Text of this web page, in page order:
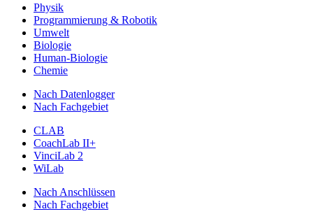
Physik
Programmierung & Robotik
Umwelt
Biologie
Human-Biologie
Chemie
Nach Datenlogger
Nach Fachgebiet
CLAB
CoachLab II+
VinciLab 2
WiLab
Nach Anschlüssen
Nach Fachgebiet